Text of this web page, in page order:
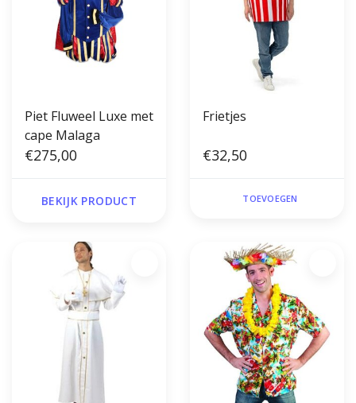
Piet Fluweel Luxe met
cape Malaga
€275,00
BEKIJK PRODUCT
Frietjes
€32,50
TOEVOEGEN